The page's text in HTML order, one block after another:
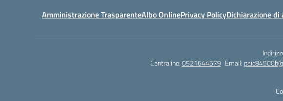
Amministrazione TrasparenteAlbo OnlinePrivacy PolicyDichiarazione
Centralino:0921644579 Email: